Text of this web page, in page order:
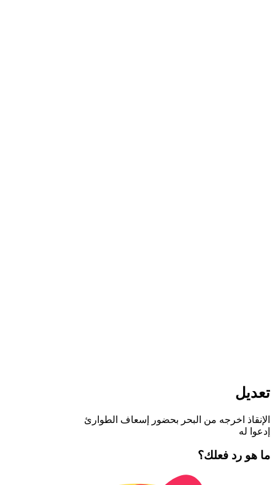
تعديل
الإنقاذ اخرجه من البحر بحضور إسعاف الطوارئ
إدعوا له
ما هو رد فعلك؟